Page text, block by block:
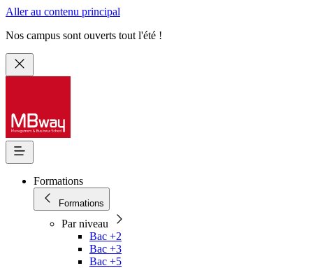
Aller au contenu principal
Nos campus sont ouverts tout l'été !
Formations
Formations
Par niveau
Bac +2
Bac +3
Bac +5